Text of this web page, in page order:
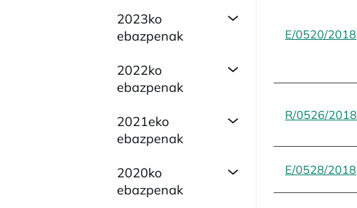
2023ko
ebazpenak
2022ko
ebazpenak
2021eko
ebazpenak
2020ko
ebazpenak
E/0520/2018
R/0526/2018
E/0528/2018